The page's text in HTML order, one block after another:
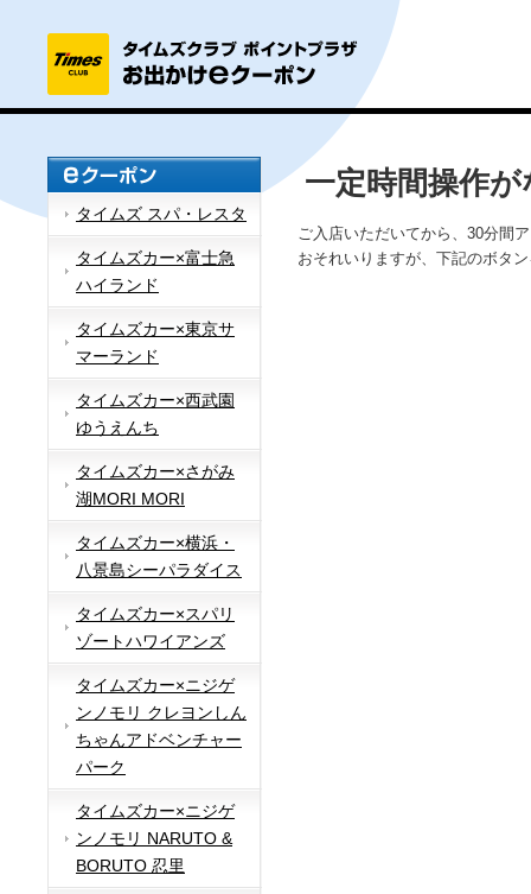
タイムズ スパ・レスタ
タイムズカー×富士急
ハイランド
タイムズカー×東京サ
マーランド
タイムズカー×西武園
ゆうえんち
タイムズカー×さがみ
湖MORI MORI
タイムズカー×横浜・
八景島シーパラダイス
タイムズカー×スパリ
ゾートハワイアンズ
タイムズカー×ニジゲ
ンノモリ クレヨンしん
ちゃんアドベンチャー
パーク
タイムズカー×ニジゲ
ンノモリ NARUTO &
BORUTO 忍里
一定時間操作
ご入店いただいてから、30分間
おそれいりますが、下記のボタ